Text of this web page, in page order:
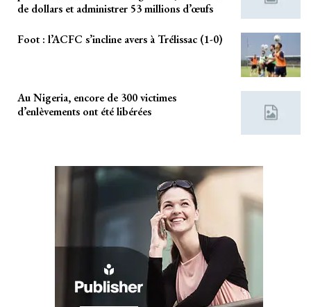
de dollars et administrer 53 millions d’œufs
Foot : l’ACFC s’incline avers à Trélissac (1-0)
Au Nigeria, encore de 300 victimes
d’enlèvements ont été libérées